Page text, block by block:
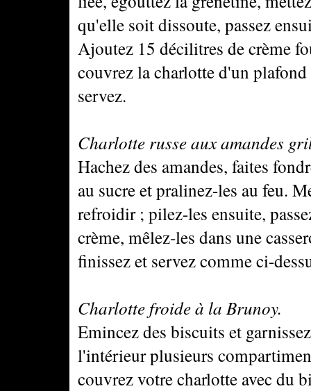
qu'elle soit dissoute, passez
Ajoutez 15 décilitres de crème
couvrez la charlotte d'un plafond
servez.
Charlotte russe aux amandes
Hachez des amandes, faites
au sucre et pralinez-les au feu.
refroidir ; pilez-les ensuite,
crème, mêlez-les dans une
finissez et servez comme ci-
Charlotte froide à la Brunoy.
Emincez des biscuits et
l'intérieur plusieurs
couvrez votre charlotte avec du